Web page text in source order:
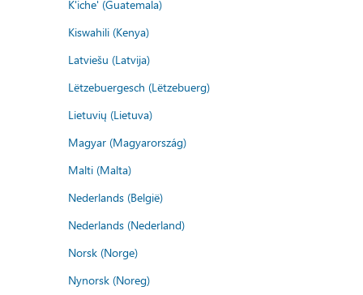
K'iche' (Guatemala)
Kiswahili (Kenya)
Latviešu (Latvija)
Lëtzebuergesch (Lëtzebuerg)
Lietuvių (Lietuva)
Magyar (Magyarország)
Malti (Malta)
Nederlands (België)
Nederlands (Nederland)
Norsk (Norge)
Nynorsk (Noreg)